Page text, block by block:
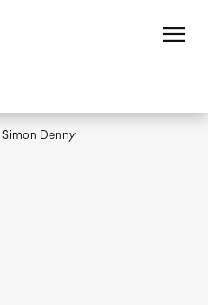
Simon Denny